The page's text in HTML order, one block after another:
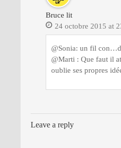
Bruce lit
24 octobre 2015 at
@Sonia: un fil
@Marti : Que faut il
oublie ses propres
Leave a reply